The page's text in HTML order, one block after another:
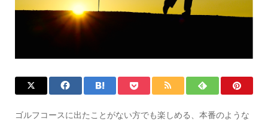
ゴルフコースに出たことがない方でも楽しめる、本番のような